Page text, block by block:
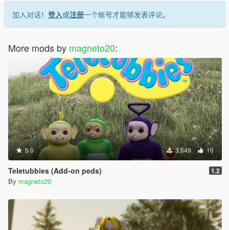
加入对话！ 登入或注册一个帐号才能够发表评论。
More mods by magneto20:
5.0 3,649 16
Teletubbies (Add-on peds) 1.2
By magneto20